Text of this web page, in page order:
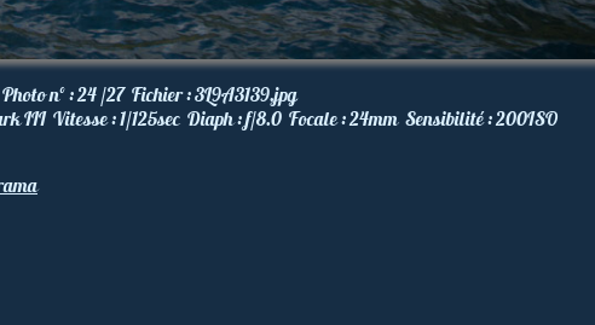
Photo nº :24 /27 Fichier :3L9A3139.jpg
III Vitesse :1/125sec Diaph :f/8.0 Focale :24mm Sensibilité :200ISO